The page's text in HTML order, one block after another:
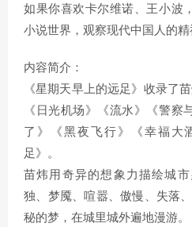
如果你喜欢卡尔维诺、王小波
小说世界，观察现代中国人的精
内容简介：
《星期天早上的远足》收录了
《日光机场》《流水》《警察
了》《黑夜飞行》《幸福大
足》。
苗炜用奇异的想象力描绘城
独、梦魇、喧嚣、傲慢、失落
秘的梦，在城里城外遍地漫游。